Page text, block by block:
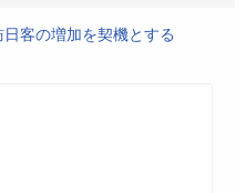
客の増加を契機とする